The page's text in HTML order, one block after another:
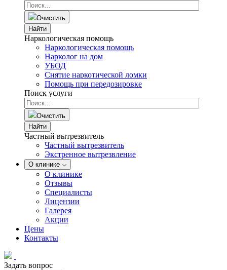
Очистить
Найти
Наркологическая помощь
Наркологическая помощь
Нарколог на дом
УБОД
Снятие наркотической ломки
Помощь при передозировке
Поиск услуги
Очистить
Найти
Частный вытрезвитель
Частный вытрезвитель
Экстренное вытрезвление
О клинике
О клинике
Отзывы
Специалисты
Лицензии
Галерея
Акции
Цены
Контакты
Задать вопрос